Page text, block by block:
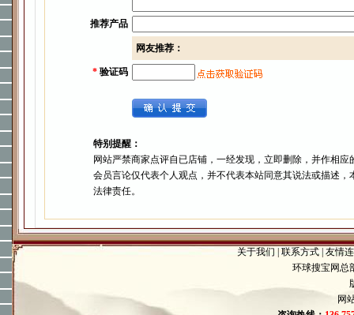
推荐产品
网友推荐：
*验证码
特别提醒：
网站严禁商家点评自已店铺，一经发现，立即删除，并作相应
会员言论仅代表个人观点，并不代表本站同意其说法或描述，
法律责任。
关于我们 联系方式| 友情
环球搜宝网总
网